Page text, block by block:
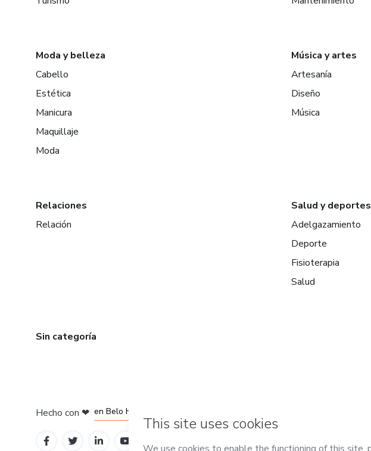
Moda y belleza
Cabello
Estética
Manicura
Maquillaje
Moda
Música y artes
Artesanía
Diseño
Música
Relaciones
Relación
Salud y deportes
Adelgazamiento
Deporte
Fisioterapia
Salud
Sin categoría
Hecho con ❤ en Belo Horizonte